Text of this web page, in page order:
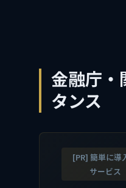
金融庁・
タンス
[PR] 簡単に導
サービス